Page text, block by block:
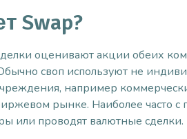
Swap?
оценивают акции обеих
своп используют не
например
рынке. Наиболее часто
или проводят валютные сделки.